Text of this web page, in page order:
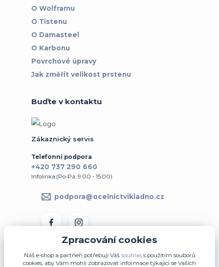
O Wolframu
O Tistenu
O Damasteel
O Karbonu
Povrchové úpravy
Jak změřit velikost prstenu
Buďte v kontaktu
Zákaznický servis
Telefonní podpora
+420 737 290 660
Infolinka:(Po-Pá: 9:00 - 15:00)
podpora@ocelnictvikladno.cz
Zpracování cookies
Náš e-shop a partneři potřebují Váš souhlass použitím souborů
cookies, aby Vám mohli zobrazovat informace týkající se Vašich